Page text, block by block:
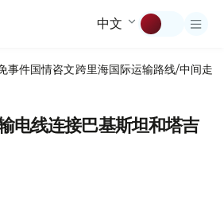
中文
事件国情咨文跨里海国际运输路线/中间走廊
电线连接巴基斯坦和塔吉